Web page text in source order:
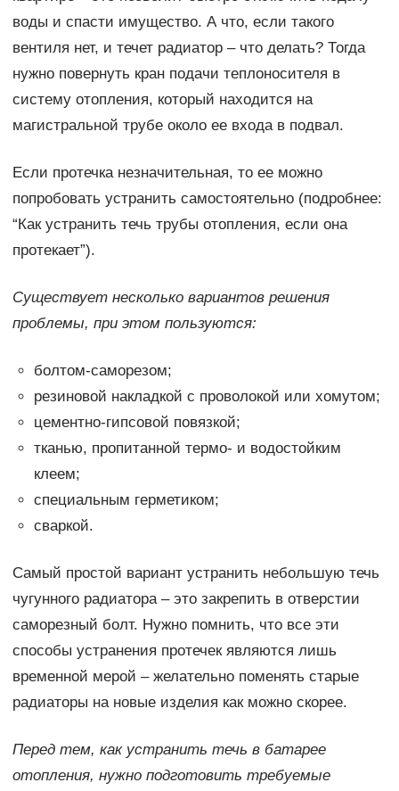
воды и спасти имущество. А что, если такого
вентиля нет, и течет радиатор – что делать? Тогда
нужно повернуть кран подачи теплоносителя в
систему отопления, который находится на
магистральной трубе около ее входа в подвал.
Если протечка незначительная, то ее можно
попробовать устранить самостоятельно (подробнее:
“Как устранить течь трубы отопления, если она
протекает”).
Существует несколько вариантов решения
проблемы, при этом пользуются:
болтом-саморезом;
резиновой накладкой с проволокой или хомутом;
цементно-гипсовой повязкой;
тканью, пропитанной термо- и водостойким
клеем;
специальным герметиком;
сваркой.
Самый простой вариант устранить небольшую течь
чугунного радиатора – это закрепить в отверстии
саморезный болт. Нужно помнить, что все эти
способы устранения протечек являются лишь
временной мерой – желательно поменять старые
радиаторы на новые изделия как можно скорее.
Перед тем, как устранить течь в батарее
отопления, нужно подготовить требуемые